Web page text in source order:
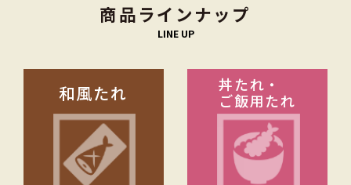
商品ラインナップ
LINE UP
和風たれ
丼たれ・
ご飯用たれ